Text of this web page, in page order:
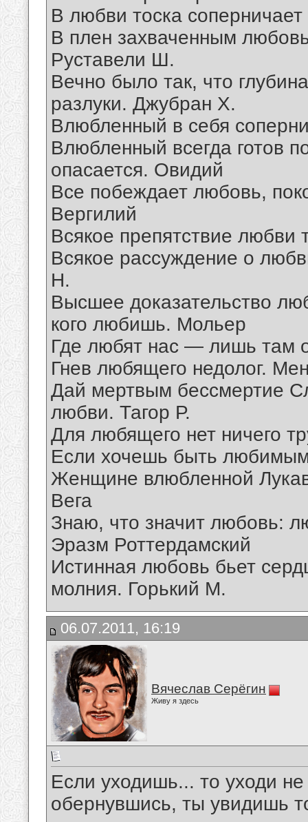
В любви тоска
В плен захваченным
Руставели Ш.
Вечно было так, что
разлуки. Джубран X.
Влюбленный в себя
Влюбленный всегда готов
опасается. Овидий
Все побеждает любовь,
Вергилий
Всякое препятствие любви
Всякое рассуждение о
Н.
Высшее доказательство
кого любишь. Мольер
Где любят нас — лишь там
Гнев любящего недолог.
Дай мертвым бессмертие
любви. Тагор Р.
Для любящего нет ничего
Если хочешь быть
Женщине влюбленной
Вега
Знаю, что значит любовь:
Эразм Роттердамский
Истинная любовь бьет
молния. Горький М.
06.07.2011, 16:19
Вячеслав Серёгин
Живу я здесь
Если уходишь... то уходи
обернувшись, ты увидишь